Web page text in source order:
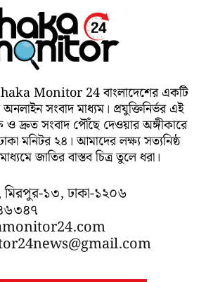
Monitor 24 বাংলাদেশের একটি
অনলাইন সংবাদ মাধ্যম। প্রযুক্তিনির্ভর এই
ও দ্রুত সংবাদ পৌঁছে দেওয়ার অঙ্গীকারে
মনিটর ২৪। আমাদের লক্ষ্য সত্যনিষ্ঠ
জাতির বাস্তব চিত্র তুলে ধরা।
মিরপুর-১৩, ঢাকা-১২০৬